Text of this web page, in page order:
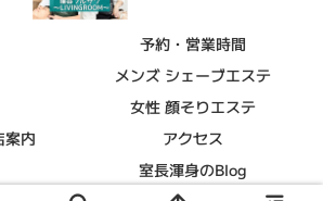
予約・営業時間
メンズ シェーブエステ
女性 顔そりエステ
案内
アクセス
室長渾身のBlog